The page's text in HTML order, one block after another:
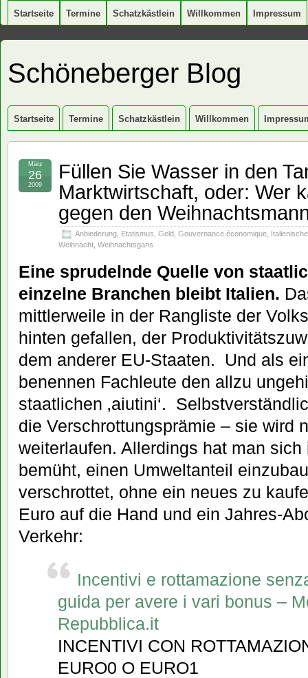
Startseite Termine Schatzkästlein Willkommen Impressum
Schöneberger Blog
Startseite Termine Schatzkästlein Willkommen
Füllen Sie Wasser in den
Marktwirtschaft, oder: Wer
gegen den
Anbiederung Etatismus Geld Gouvernance économique
Weihnacht Weihnachtsgans
März
26
2009
Eine sprudelnde Quelle von
einzelne Branchen bleibt Italien.
mittlerweile in der Rangliste der
hinten gefallen, der
dem anderer EU-Staaten. Und als
benennen Fachleute den allzu
staatlichen ‚aiutini‘.
die Verschrottungsprämie – sie wird
weiterlaufen. Allerdings hat man
bemüht, einen Umweltanteil
verschrottet, ohne ein neues zu
Euro auf die Hand und ein Jahres-
Verkehr:
Incentivi e rottamazione
guida per avere i vari bonus –
Repubblica.it
INCENTIVI CON
EURO0 O EURO1